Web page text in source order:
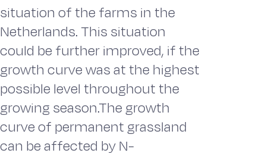
situation of the farms in the
Netherlands. This situation
could be further improved, if the
growth curve was at the highest
possible level throughout the
growing season.The growth
curve of permanent grassland
can be affected by N-